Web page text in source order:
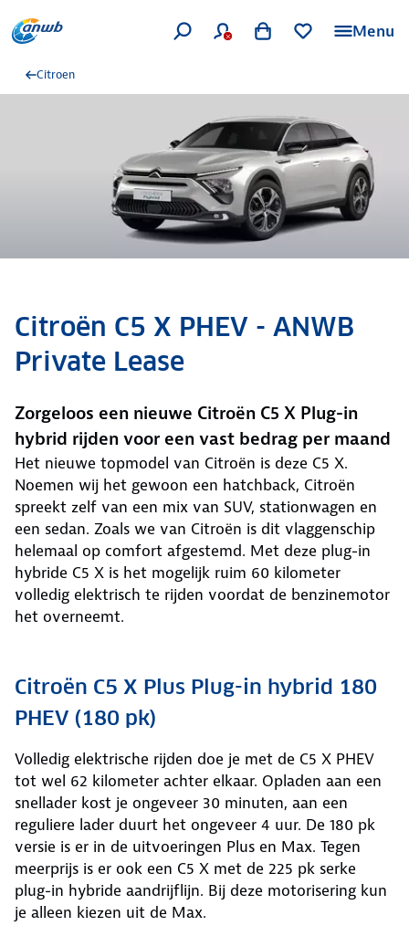
Menu
Citroen
Citroën C5 X PHEV - ANWB
Private Lease
Zorgeloos een nieuwe Citroën C5 X Plug-in
hybrid rijden voor een vast bedrag per maand
Het nieuwe topmodel van Citroën is deze C5 X.
Noemen wij het gewoon een hatchback, Citroën
spreekt zelf van een mix van SUV, stationwagen en
een sedan. Zoals we van Citroën is dit vlaggenschip
helemaal op comfort afgestemd. Met deze plug-in
hybride C5 X is het mogelijk ruim 60 kilometer
volledig elektrisch te rijden voordat de benzinemotor
het overneemt.
Citroën C5 X Plus Plug-in hybrid 180
PHEV (180 pk)
Volledig elektrische rijden doe je met de C5 X PHEV
tot wel 62 kilometer achter elkaar. Opladen aan een
snellader kost je ongeveer 30 minuten, aan een
reguliere lader duurt het ongeveer 4 uur. De 180 pk
versie is er in de uitvoeringen Plus en Max. Tegen
meerprijs is er ook een C5 X met de 225 pk serke
plug-in hybride aandrijflijn. Bij deze motorisering kun
je alleen kiezen uit de Max.